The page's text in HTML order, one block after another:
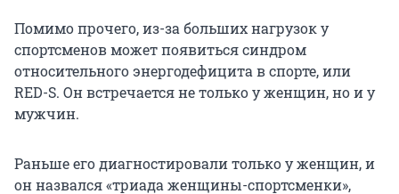
Помимо прочего, из-за больших нагрузок у
спортсменов может появиться синдром
относительного энергодефицита в спорте, или
RED-S. Он встречается не только у женщин, но и у
мужчин.
Раньше его диагностировали только у женщин, и
он назвался «триада женщины-спортсменки»,